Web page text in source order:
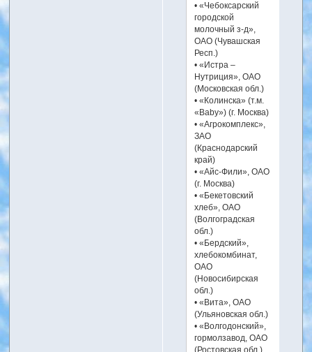
• «Чебоксарский
городской
молочный з-д»,
ОАО (Чувашская
Респ.)
• «Истра –
Нутриция», ОАО
(Московская обл.)
• «Колинска» (т.м.
«Baby») (г. Москва)
• «Агрокомплекс»,
ЗАО
(Краснодарский
край)
• «Айс-Фили», ОАО
(г. Москва)
• «Бекетовский
хлеб», ОАО
(Волгоградская
обл.)
• «Бердский»,
хлебокомбинат,
ОАО
(Новосибирская
обл.)
• «Вита», ОАО
(Ульяновская обл.)
• «Волгодонский»,
гормолзавод, ОАО
(Ростовская обл.)